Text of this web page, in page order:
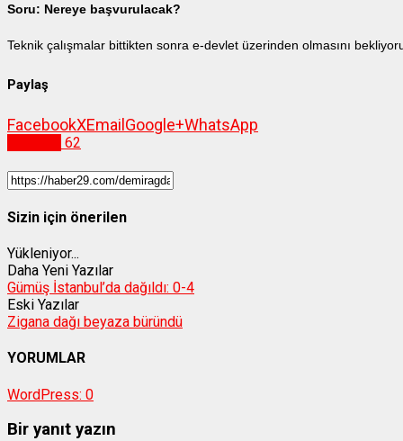
Soru: Nereye başvurulacak?
Teknik çalışmalar bittikten sonra e-devlet üzerinden olmasını
Paylaş
FacebookXEmail Google+WhatsApp
62
Sizin için önerilen
Yükleniyor...
Daha Yeni Yazılar
Gümüş İstanbul’da dağıldı: 0-4
Eski Yazılar
Zigana dağı beyaza büründü
YORUMLAR
WordPress: 0
Bir yanıt yazın